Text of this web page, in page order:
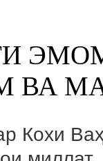
ВА
Кохи